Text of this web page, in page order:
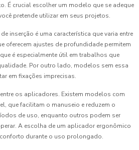
É crucial escolher um modelo que se adeque
pretende utilizar em seus projetos.
inserção é uma característica que varia entre
oferecem ajustes de profundidade permitem
é especialmente útil em trabalhos que
Por outro lado, modelos sem essa
em fixações imprecisas.
os aplicadores. Existem modelos com
que facilitam o manuseio e reduzem o
de uso, enquanto outros podem ser
A escolha de um aplicador ergonômico
durante o uso prolongado.